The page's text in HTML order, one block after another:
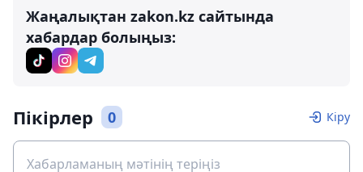
Жаңалықтан zakon.kz сайтында
хабардар болыңыз:
Пікірлер 0 Кіру